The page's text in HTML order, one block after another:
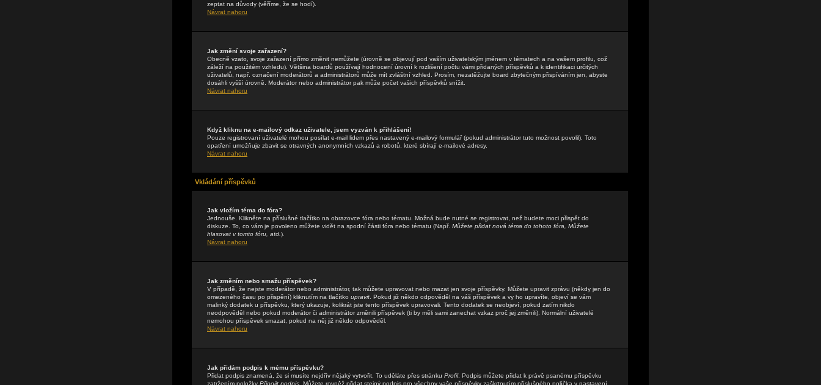
zeptat na důvody (věříme, že se hodí).
Návrat nahoru
Jak změní svoje zařazení?
Obecně vzato, svoje zařazení přímo změnit nemůžete (úrovně se objevují pod vaším uživatelským jménem v tématech a na vašem profilu, což
záleží na použitém vzhledu). Většina boardů používají hodnocení úrovní k rozlišení počtu vámi přidaných příspěvků a k identifikaci určitých
uživatelů, např. označení moderátorů a administrátorů může mít zvláštní vzhled. Prosím, nezatěžujte board zbytečným přispíváním jen, abyste
dosáhli vyšší úrovně. Moderátor nebo administrátor pak může počet vašich příspěvků snížit.
Návrat nahoru
Když kliknu na e-mailový odkaz uživatele, jsem vyzván k přihlášení!
Pouze registrovaní uživatelé mohou posílat e-mail lidem přes nastavený e-mailový formulář (pokud administrátor tuto možnost povolil). Toto
opatření umožňuje zbavit se otravných anonymních vzkazů a robotů, které sbírají e-mailové adresy.
Návrat nahoru
Vkládání příspěvků
Jak vložím téma do fóra?
Jednouše. Klikněte na příslušné tlačítko na obrazovce fóra nebo tématu. Možná bude nutné se registrovat, než budete moci přispět do
diskuze. To, co vám je povoleno můžete vidět na spodní části fóra nebo tématu (Např. Můžete přidat nová téma do tohoto fóra, Můžete
hlasovat v tomto fóru, atd. ).
Návrat nahoru
Jak změním nebo smažu příspěvek?
V případě, že nejste moderátor nebo administrátor, tak můžete upravovat nebo mazat jen svoje příspěvky. Můžete upravit zprávu (někdy jen do
omezeného času po přispění) kliknutím na tlačítko upravit . Pokud již někdo odpověděl na váš příspěvek a vy ho upravíte, objeví se vám
malinký dodatek u příspěvku, který ukazuje, kolikrát jste tento příspěvek upravovali. Tento dodatek se neobjeví, pokud zatím nikdo
neodpověděl nebo pokud moderátor či administrátor změnili příspěvek (ti by měli sami zanechat vzkaz proč jej změnili). Normální uživatelé
nemohou příspěvek smazat, pokud na něj již někdo odpověděl.
Návrat nahoru
Jak přidám podpis k mému příspěvku?
Přidat podpis znamená, že si musíte nejdřív nějaký vytvořit. To uděláte přes stránku Profil. Podpis můžete přidat k právě psanému příspěvku
zatržením položky Připojit podpis . Můžete rovněž přidat stejný podpis pro všechny vaše příspěvky zaškrtnutím příslušného políčka v nastavení